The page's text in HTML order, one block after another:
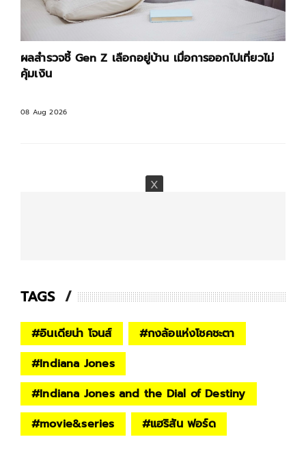
บ้าน เมื่อการออกไปเที่ยวไม่
แด่ทุกการรอคอย 'จดหมายรั
TAGS
#อินเดียน่า โจนส์ #กงล้อแห่งโชคชะตา
#Indiana Jones
#Indiana Jones and the Dial of Destiny
#movie&series #แฮริสัน ฟอร์ด